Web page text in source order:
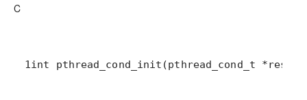
C
1int pthread_cond_init(pthread_cond_t